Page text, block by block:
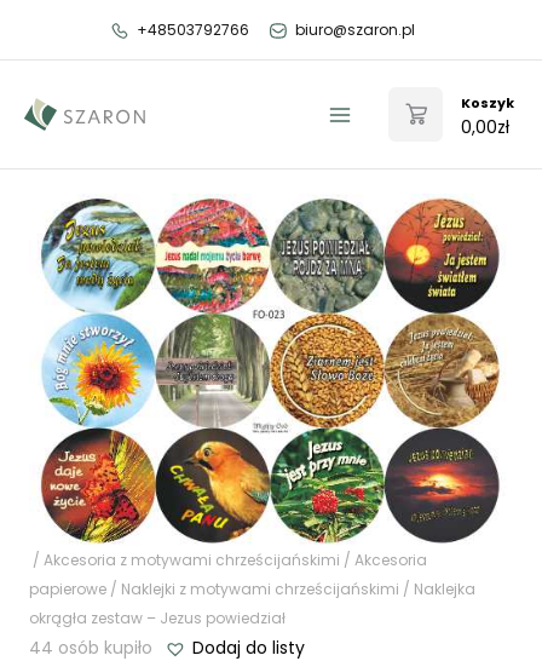
+48503792766 biuro@szaron.pl
Menu
Koszyk
0,00zł
/ Akcesoria z motywami chrześcijańskimi / Akcesoria
papierowe / Naklejki z motywami chrześcijańskimi / Naklejka
okrągła zestaw – Jezus powiedział
44 osób kupiło Dodaj do listy